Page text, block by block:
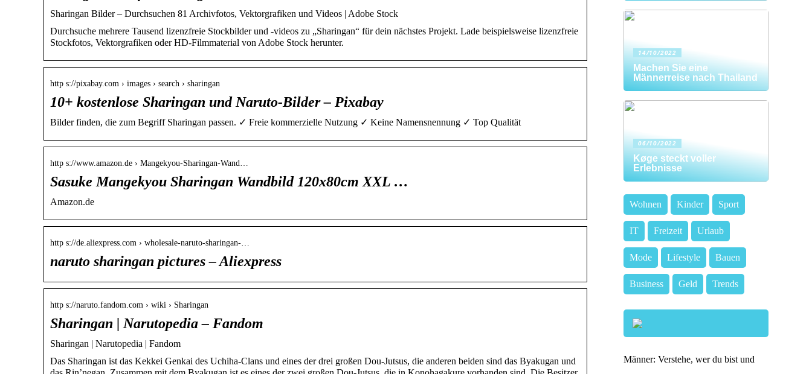
Sharingan Bilder – Durchsuchen 81 Archivfotos, Vektorgrafiken und Videos | Adobe Stock
Durchsuche mehrere Tausend lizenzfreie Stockbilder und -videos zu „Sharingan“ für dein nächstes Projekt. Lade beispielsweise lizenzfreie
Stockfotos, Vektorgrafiken oder HD-Filmmaterial von Adobe Stock herunter.
http s://pixabay.com › images › search › sharingan
10+ kostenlose Sharingan und Naruto-Bilder – Pixabay
Bilder finden, die zum Begriff Sharingan passen. ✓ Freie kommerzielle Nutzung ✓ Keine Namensnennung ✓ Top Qualität
http s://www.amazon.de › Mangekyou-Sharingan-Wand…
Sasuke Mangekyou Sharingan Wandbild 120x80cm XXL …
Amazon.de
http s://de.aliexpress.com › wholesale-naruto-sharingan-…
naruto sharingan pictures – Aliexpress
http s://naruto.fandom.com › wiki › Sharingan
Sharingan | Narutopedia – Fandom
Sharingan | Narutopedia | Fandom
Das Sharingan ist das Kekkei Genkai des Uchiha-Clans und eines der drei großen Dou-Jutsus, die anderen beiden sind das Byakugan und
14/10/2022
Machen Sie eine
Männerreise nach Thailand
06/10/2022
Køge steckt voller
Erlebnisse
Wohnen Kinder Sport
IT Freizeit Urlaub
Mode Lifestyle Bauen
Business Geld Trends
Männer: Verstehe, wer du bist und